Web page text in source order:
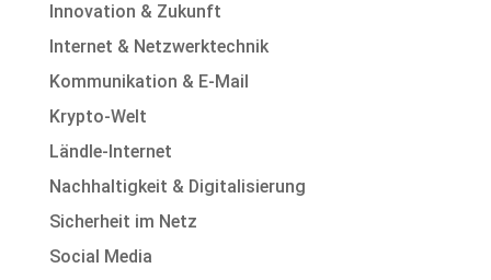
Innovation & Zukunft
Internet & Netzwerktechnik
Kommunikation & E-Mail
Krypto-Welt
Ländle-Internet
Nachhaltigkeit & Digitalisierung
Sicherheit im Netz
Social Media